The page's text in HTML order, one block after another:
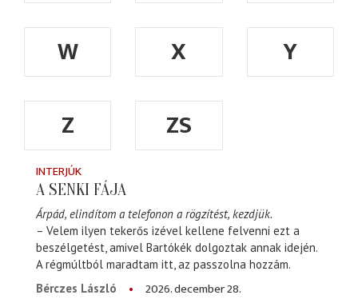
W
X
Y
Z
ZS
INTERJÚK
A SENKI FÁJA
Árpád, elindítom a telefonon a rögzítést, kezdjük.
– Velem ilyen tekerős izével kellene felvenni ezt a
beszélgetést, amivel Bartókék dolgoztak annak idején.
A régmúltból maradtam itt, az passzolna hozzám.
Bérczes László
2026. december 28.